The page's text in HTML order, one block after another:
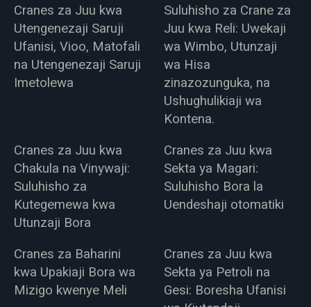
Cranes za Juu kwa
Utengenezaji Saruji
Ufanisi, Vioo, Matofali
na Utengenezaji Saruji
Imetolewa
Suluhisho za Crane za
Juu kwa Reli: Uwekaji
wa Wimbo, Utunzaji
wa Hisa
zinazozunguka, na
Ushughulikiaji wa
Kontena.
Cranes za Juu kwa
Chakula na Vinywaji:
Suluhisho za
Kutegemewa kwa
Utunzaji Bora
Cranes za Juu kwa
Sekta ya Magari:
Suluhisho Bora la
Uendeshaji otomatiki
Cranes za Baharini
kwa Upakiaji Bora wa
Mizigo kwenye Meli
Cranes za Juu kwa
Sekta ya Petroli na
Gesi: Boresha Ufanisi